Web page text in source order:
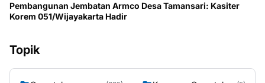
Pembangunan Jembatan Armco Desa Tamansari: Kasiter
Korem 051/Wijayakarta Hadir
Topik